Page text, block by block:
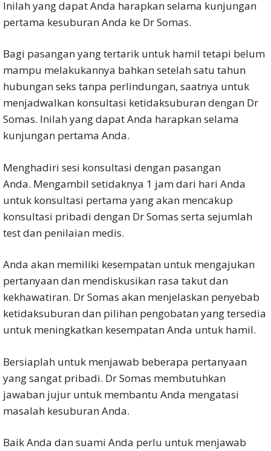
Inilah yang dapat Anda harapkan selama kunjungan
pertama kesuburan Anda ke Dr Somas.
Bagi pasangan yang tertarik untuk hamil tetapi belum
mampu melakukannya bahkan setelah satu tahun
hubungan seks tanpa perlindungan, saatnya untuk
menjadwalkan konsultasi ketidaksuburan dengan Dr
Somas. Inilah yang dapat Anda harapkan selama
kunjungan pertama Anda.
Menghadiri sesi konsultasi dengan pasangan
Anda. Mengambil setidaknya 1 jam dari hari Anda
untuk konsultasi pertama yang akan mencakup
konsultasi pribadi dengan Dr Somas serta sejumlah
test dan penilaian medis.
Anda akan memiliki kesempatan untuk mengajukan
pertanyaan dan mendiskusikan rasa takut dan
kekhawatiran. Dr Somas akan menjelaskan penyebab
ketidaksuburan dan pilihan pengobatan yang tersedia
untuk meningkatkan kesempatan Anda untuk hamil.
Bersiaplah untuk menjawab beberapa pertanyaan
yang sangat pribadi. Dr Somas membutuhkan
jawaban jujur ​​untuk membantu Anda mengatasi
masalah kesuburan Anda.
Baik Anda dan suami Anda perlu untuk menjawab